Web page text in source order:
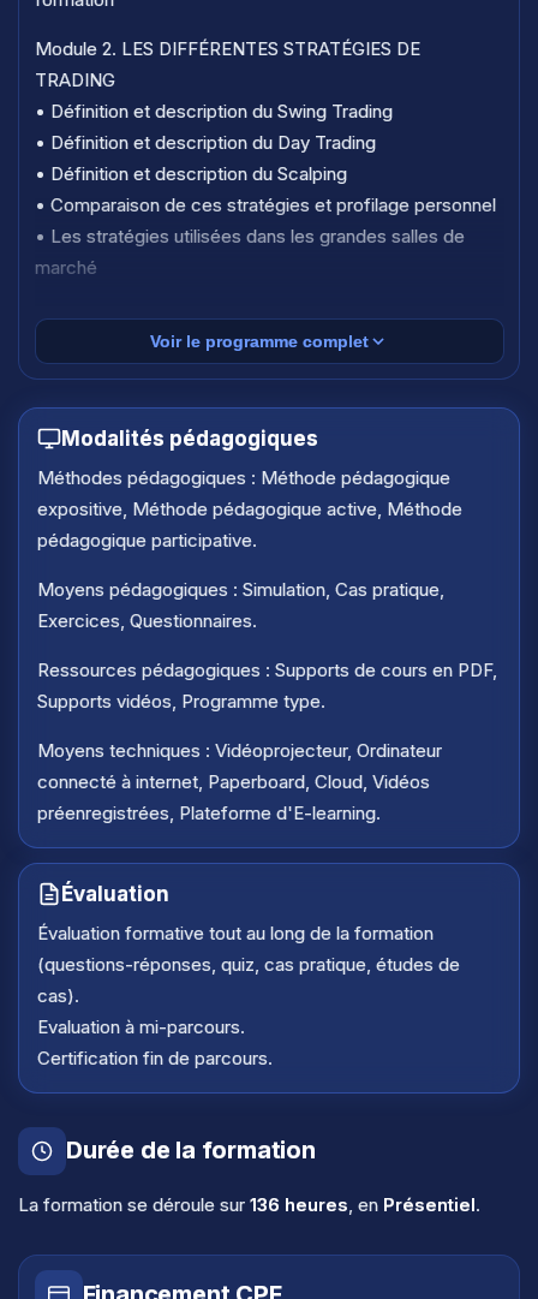
Module 2. LES DIFFÉRENTES STRATÉGIES DE
TRADING
• Définition et description du Swing Trading
• Définition et description du Day Trading
• Définition et description du Scalping
• Comparaison de ces stratégies et profilage personnel
• Les stratégies utilisées dans les grandes salles de
marché
Module 3. SWING TRADING & ANALYSE CHARTISTE
• Introduction à l'analyse technique et chartiste
• Lecture et interprétation des bougies japonaises
• Identification des tendances et niveaux clés
• Utilisation des supports, résistances et figures
chartistes
• Suivi des indices majeurs et mise en place d'un plan de
swing trading
Module 4. SCALPING ET CARNET D'ORDRES : LA
• Théorie et identification des mouvements boursiers
• Reconnaître et exploiter les mouvements en trading
• Analyse approfondie du carnet d'ordres et stratégies
de scalping
• Théorie des processus stochastiques et application
• Adaptation des stratégies scalping et carnet d'ordres
aux prop firms
• Mise en situation personnelle et exercices pratiques
Module 5. TRADING DES INDICES EUROPÉENS : DAX
• Théorie et méthodologie pour trader le DAX
• Exemples théoriques visuels
• Exemples pratiques visuels
• Débriefing et correction après session de trading live
Module 6. TRADING DU PRINCIPAL MARCHÉ
AMÉRICAIN : NASDAQ
• Exemples théoriques visuels
Voir le programme complet
Modalités pédagogiques
Méthodes pédagogiques : Méthode pédagogique
expositive, Méthode pédagogique active, Méthode
pédagogique participative.
Moyens pédagogiques : Simulation, Cas pratique,
Exercices, Questionnaires.
Ressources pédagogiques : Supports de cours en PDF,
Supports vidéos, Programme type.
Moyens techniques : Vidéoprojecteur, Ordinateur
connecté à internet, Paperboard, Cloud, Vidéos
préenregistrées, Plateforme d'E-learning.
Évaluation
Évaluation formative tout au long de la formation
(questions-réponses, quiz, cas pratique, études de
cas).
Evaluation à mi-parcours.
Certification fin de parcours.
Durée de la formation
La formation se déroule sur 136 heures, en Présentiel.